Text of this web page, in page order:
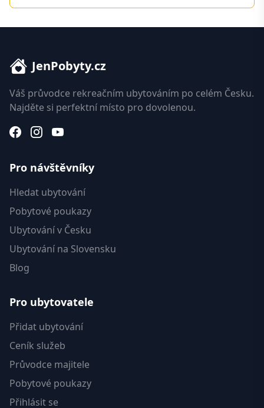
JenPobyty.cz
Váš průvodce rekreačním ubytováním po celém Česku.
Najděte si perfektní místo pro dovolenou.
Pro návštěvníky
Hledat ubytování
Pobytové poukazy
Ubytování v Česku
Ubytování na Slovensku
Blog
Pro ubytovatele
Přidat ubytování
Ceník služeb
Průvodce majitele
Pobytové poukazy
Přihlásit se